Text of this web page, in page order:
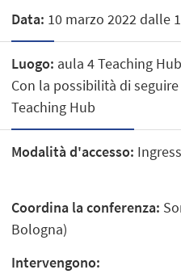
Data: 10 marzo 2022 dalle
Luogo: aula 4 Teaching
Con la possibilità di
Teaching Hub
Modalità d'accesso:
Coordina la conferenza:
Bologna)
Intervengono: